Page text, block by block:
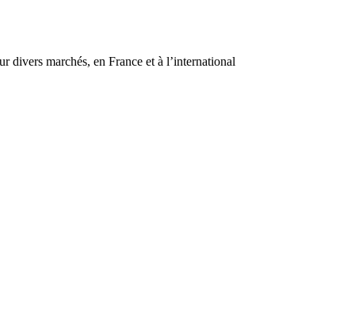
divers marchés, en France et à l’international